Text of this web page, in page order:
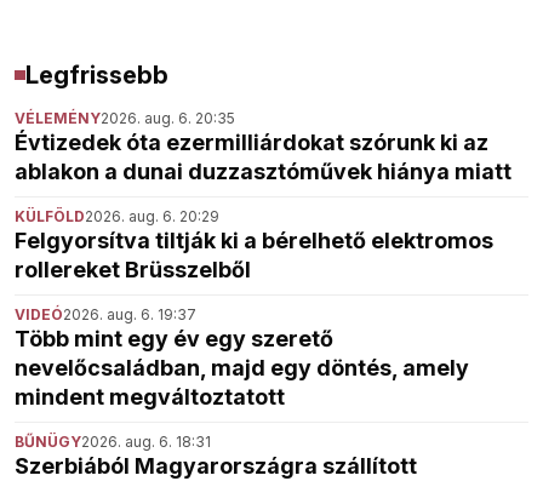
Legfrissebb
VÉLEMÉNY2026. aug. 6. 20:35
Évtizedek óta ezermilliárdokat szórunk ki az
ablakon a dunai duzzasztóművek hiánya miatt
KÜLFÖLD2026. aug. 6. 20:29
Felgyorsítva tiltják ki a bérelhető elektromos
rollereket Brüsszelből
VIDEÓ2026. aug. 6. 19:37
Több mint egy év egy szerető
nevelőcsaládban, majd egy döntés, amely
mindent megváltoztatott
BŰNÜGY2026. aug. 6. 18:31
Szerbiából Magyarországra szállított